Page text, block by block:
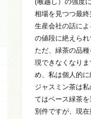
相場を見つつ最終
生産会社の話に
の値段に絶えら
ただ、緑茶の品
現できなくなり
め、私は個人的に
ジャスミン茶は
てはベース緑茶を
別件ですが、現